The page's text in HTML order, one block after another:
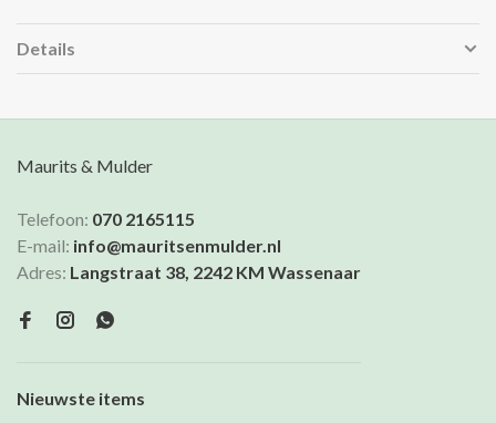
Details
Maurits & Mulder
Telefoon: 070 2165115
E-mail: info@mauritsenmulder.nl
Adres: Langstraat 38, 2242 KM Wassenaar
Nieuwste items